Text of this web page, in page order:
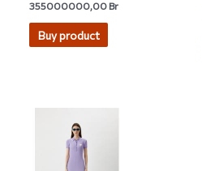
Rated
4.25
out of 5
355000000,00Br
Buy product